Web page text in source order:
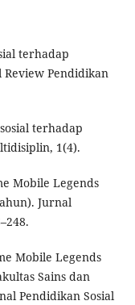
terhadap
Pendidikan
terhadap
1(4).
Mobile Legends
Jurnal
Mobile Legends
Sains dan
Pendidikan Sosial